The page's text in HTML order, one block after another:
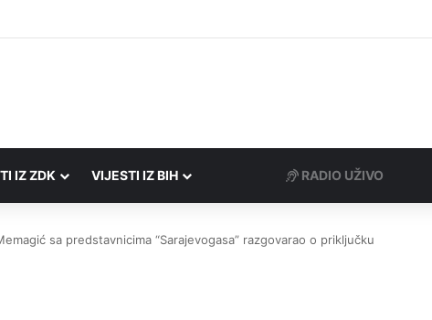
IZ ZDK VIJESTI IZ BIH RADIO UŽIVO
sa predstavnicima “Sarajevogasa” razgovarao o priključku